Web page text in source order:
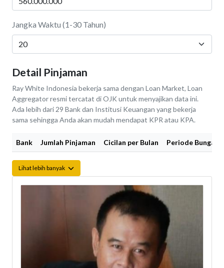
Jangka Waktu (1-30 Tahun)
Detail Pinjaman
Ray White Indonesia bekerja sama dengan Loan Market, Loan
Aggregator resmi tercatat di OJK untuk menyajikan data ini.
Ada lebih dari 29 Bank dan Institusi Keuangan yang bekerja
sama sehingga Anda akan mudah mendapat KPR atau KPA.
Bank Jumlah Pinjaman Cicilan per Bulan Periode Bunga
Lihat lebih banyak